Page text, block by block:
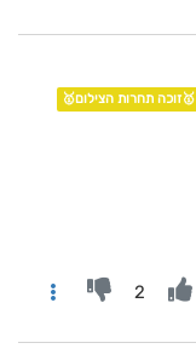
🥇זוכה תחרות הצילום🥇
2